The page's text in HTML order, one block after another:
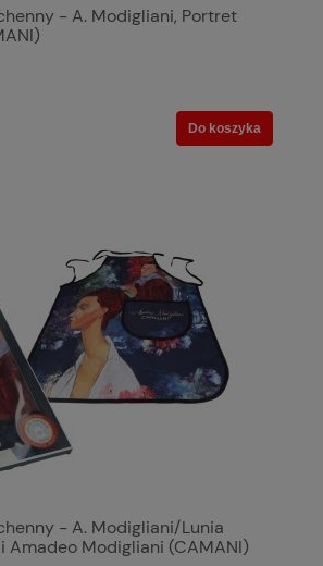
- A. Modigliani, Portret
Do koszyka
- A. Modigliani/Lunia
Amadeo Modigliani (CAMANI)